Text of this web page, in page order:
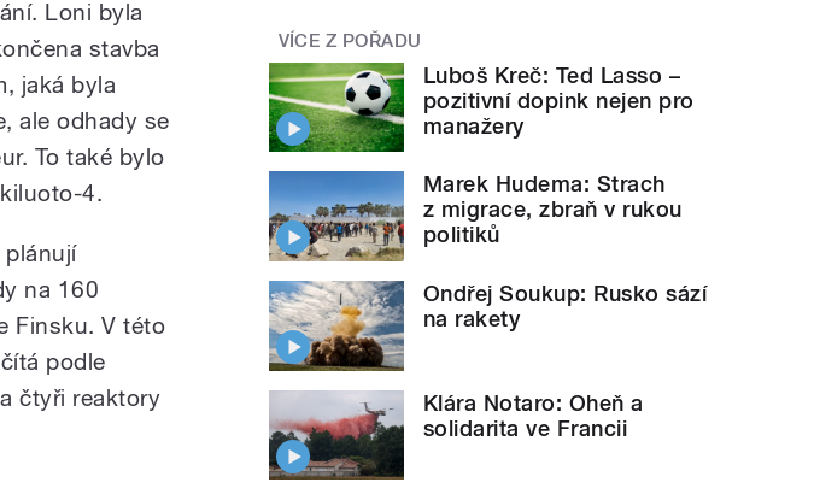
Loni byla
stavba
jaká byla
ale odhady se
To také bylo
4.
plánují
na 160
Finsku. V této
podle
čtyři reaktory
VÍCE Z POŘADU
Luboš Kreč: Ted Lasso –
pozitivní dopink nejen pro
manažery
Marek Hudema: Strach
z migrace, zbraň v rukou
politiků
Ondřej Soukup: Rusko sází
na rakety
Klára Notaro: Oheň a
solidarita ve Francii